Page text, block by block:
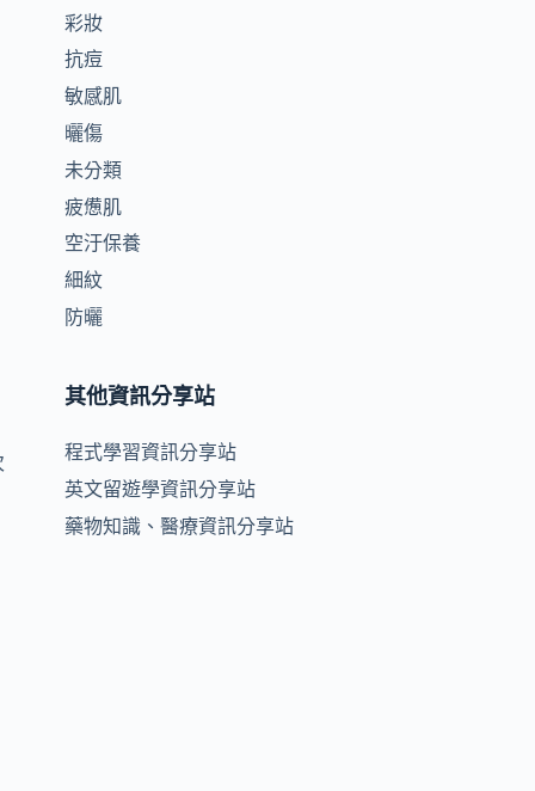
彩妝
抗痘
敏感肌
曬傷
未分類
疲憊肌
空汙保養
細紋
防曬
其他資訊分享站
程式學習資訊分享站
英文留遊學資訊分享站
藥物知識、醫療資訊分享站